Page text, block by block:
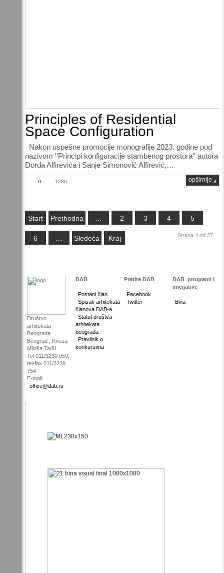
Principles of Residential
Space Configuration
Nakon uspešne promocije monografije 2023. godine pod
nazivom ''Principi konfiguracije stambenog prostora'' autora
Đorđa Alfirevića i Sanje Simonović Alfirević,…
0 1286 opširnije
Start Prethodna … 2 3 4 5
6 … Sledeća Kraj Strana 4 od 27
Društvo
arhitekata
Beograda
Beograd , Kneza
Miloša 7a/III
Tel 011/3230 059,
tel-fax 011/3239
754
E-mail:
office@dab.rs
DAB
Postani član
Spisak arhitekata
članova DAB-a
Statut društva
arhitekata
beograda
Pravilnik o
konkursima
Pratite DAB
Facebook
Twitter
DAB programi i
inicijative
Bina